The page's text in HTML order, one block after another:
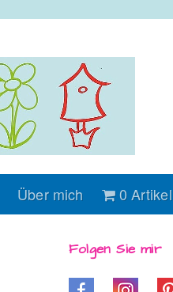
Über mich 0 Artikel
Folgen Sie mir